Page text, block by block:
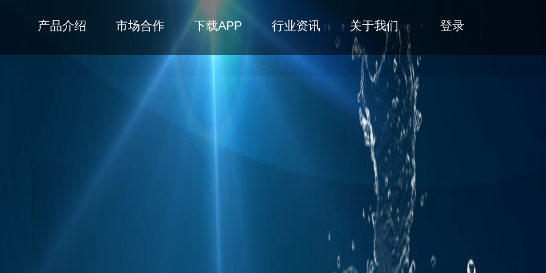
产品介绍 市场合作 下载APP 行业资讯 关于我们 登录